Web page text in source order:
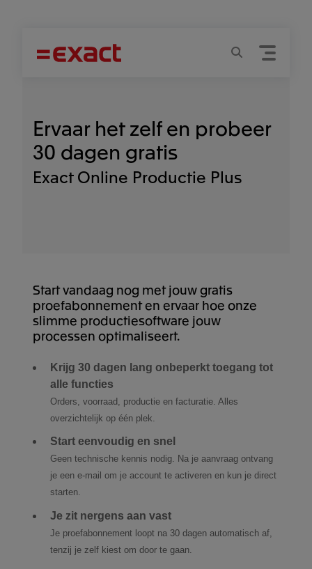
Menu
Zoeken
Ervaar het zelf en probeer
30 dagen gratis
Exact Online Productie Plus
Start vandaag nog met jouw gratis
proefabonnement en ervaar hoe onze
slimme productiesoftware jouw
processen optimaliseert.
Krijg 30 dagen lang onbeperkt toegang tot
alle functies
Orders, voorraad, productie en facturatie. Alles
overzichtelijk op één plek.
Start eenvoudig en snel
Geen technische kennis nodig. Na je aanvraag ontvang
je een e-mail om je account te activeren en kun je direct
starten.
Je zit nergens aan vast
Je proefabonnement loopt na 30 dagen automatisch af,
tenzij je zelf kiest om door te gaan.